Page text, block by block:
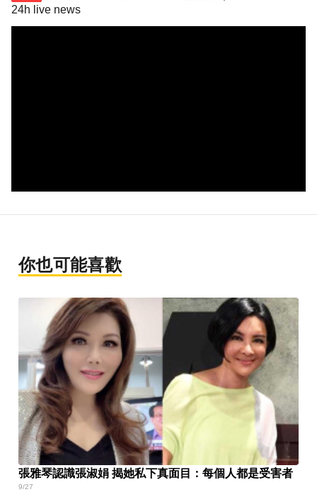
24h live news
你也可能喜歡
張雅琴認識張淑娟 揭她私下真面目：每個人都是受害者
9/27